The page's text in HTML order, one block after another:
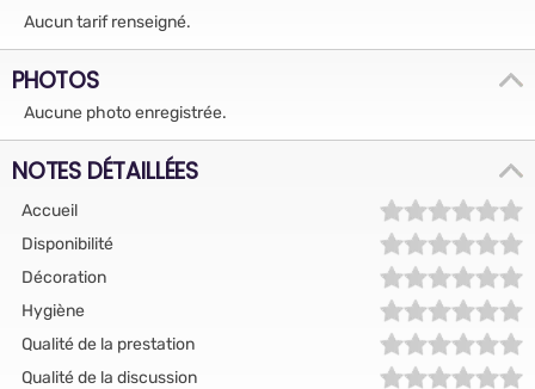
Aucun tarif renseigné.
PHOTOS
Aucune photo enregistrée.
NOTES DÉTAILLÉES
Accueil
Disponibilité
Décoration
Hygiène
Qualité de la prestation
Qualité de la discussion